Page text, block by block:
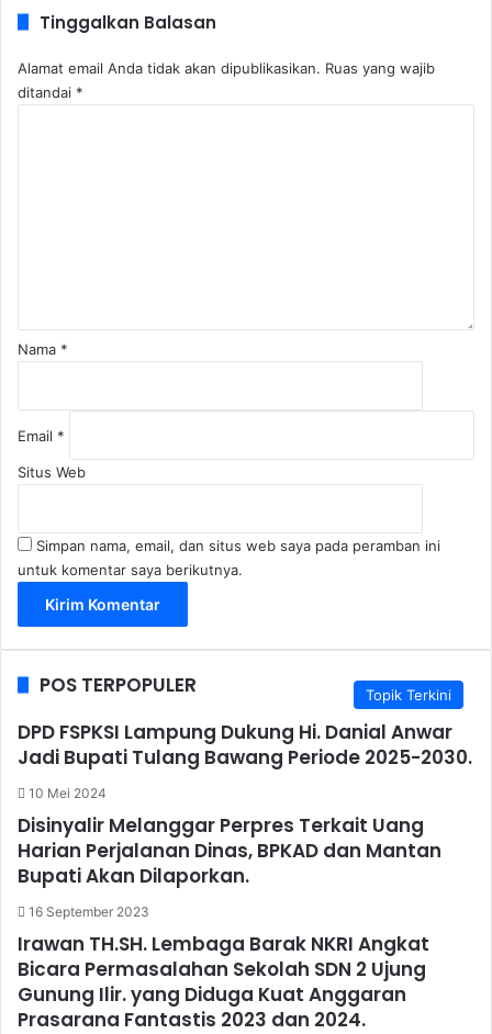
Tinggalkan Balasan
Alamat email Anda tidak akan dipublikasikan. Ruas yang wajib
ditandai *
Nama *
Email *
Situs Web
Simpan nama, email, dan situs web saya pada peramban ini
untuk komentar saya berikutnya.
POS TERPOPULER Topik Terkini
DPD FSPKSI Lampung Dukung Hi. Danial Anwar
Jadi Bupati Tulang Bawang Periode 2025-2030.
10 Mei 2024
Disinyalir Melanggar Perpres Terkait Uang
Harian Perjalanan Dinas, BPKAD dan Mantan
Bupati Akan Dilaporkan.
16 September 2023
Irawan TH.SH. Lembaga Barak NKRI Angkat
Bicara Permasalahan Sekolah SDN 2 Ujung
Gunung Ilir. yang Diduga Kuat Anggaran
Prasarana Fantastis 2023 dan 2024.